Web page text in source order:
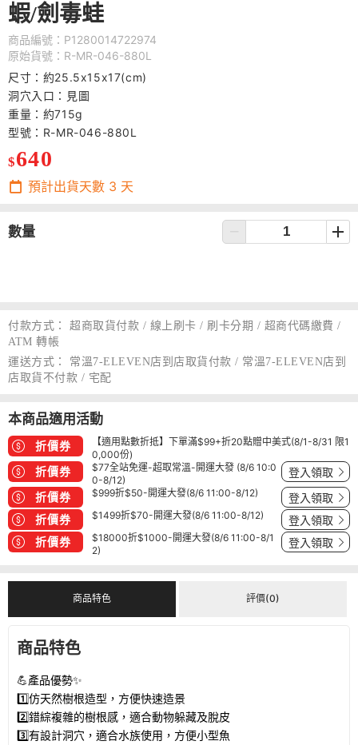
蝦/劍毒蛙
商品編號：P1280014722974
原始貨號：R-MR-046-880L
尺寸：約25.5x15x17(cm)
洞穴入口：見圖
重量：約715g
型號：R-MR-046-880L
$640
預計出貨天數 3 天
數量
付款方式：
超商取貨付款 / 線上刷卡 / 刷卡分期 / 超商代碼繳費 /
ATM 轉帳
運送方式：
常溫7-ELEVEN店到店取貨付款 / 常溫7-ELEVEN店到
店取貨不付款 / 宅配
本商品適用活動
折價券
【適用點數折抵】下單滿$99+折20點贈中美式(8/1-8/31 限1
0,000份)
折價券
$77全站免運-超取常溫-開運大發 (8/6 10:0
0-8/12)
登入領取
折價券 $999折$50-開運大發(8/6 11:00-8/12) 登入領取
折價券 $1499折$70-開運大發(8/6 11:00-8/12) 登入領取
折價券
$18000折$1000-開運大發(8/6 11:00-8/1
2)
登入領取
商品特色 評價(0)
商品特色
💪產品優勢✨
1️⃣仿天然樹根造型，方便快速造景
2️⃣錯綜複雜的樹根感，適合動物躲藏及脫皮
3️⃣有設計洞穴，適合水族使用，方便小型魚